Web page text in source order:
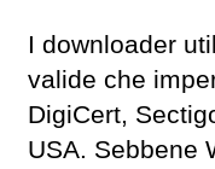
I downloader
valide che
DigiCert,
USA. Sebbene